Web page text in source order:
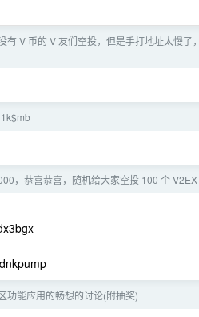
有 V 币的 V 友们空投，但是手打地址太慢了
，恭喜恭喜，随机给大家空投 100 个 V2EX
功能应用的畅想的讨论(附抽奖)